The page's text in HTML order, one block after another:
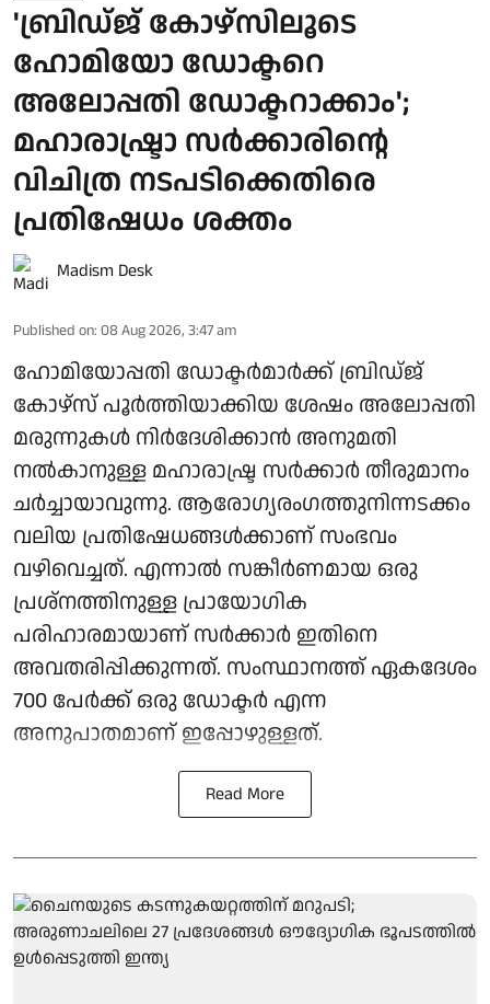
'ബ്രിഡ്ജ് കോഴ്സിലൂടെ
ഹോമിയോ ഡോക്ടറെ
അലോപ്പതി ഡോക്ടറാക്കാം';
മഹാരാഷ്ട്രാ സര്‍ക്കാരിന്റെ
വിചിത്ര നടപടിക്കെതിരെ
പ്രതിഷേധം ശക്തം
Madism Desk
Published on: 08 Aug 2026, 3:47 am
ഹോമിയോപ്പതി ഡോക്ടർമാർക്ക് ബ്രിഡ്ജ്
കോഴ്‌സ് പൂർത്തിയാക്കിയ ശേഷം അലോപ്പതി
മരുന്നുകൾ നിർദേശിക്കാൻ അനുമതി
നൽകാനുള്ള മഹാരാഷ്ട്ര സർക്കാർ തീരുമാനം
ചർച്ചായാവുന്നു. ആരോ​ഗ്യരം​ഗത്തുനിന്നടക്കം
വലിയ പ്രതിഷേധങ്ങൾക്കാണ് സംഭവം
വഴിവെച്ചത്. എന്നാൽ സങ്കീർണമായ ഒരു
പ്രശ്നത്തിനുള്ള പ്രായോഗിക
പരിഹാരമായാണ് സർക്കാർ ഇതിനെ
അവതരിപ്പിക്കുന്നത്. സംസ്ഥാനത്ത് ഏകദേശം
700 പേർക്ക് ഒരു ഡോക്ടർ എന്ന
അനുപാതമാണ് ഇപ്പോഴുള്ളത്.
Read More